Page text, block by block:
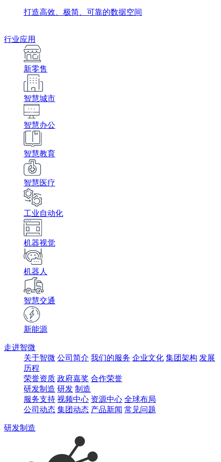
打造高效、极简、可靠的数据空间
行业应用
新零售
智慧城市
智慧办公
智慧教育
智慧医疗
工业自动化
机器视觉
机器人
智慧交通
新能源
走进智微
关于智微 公司简介 我们的服务 企业文化 集团架构 发展
历程
荣誉资质 政府嘉奖 合作荣誉
研发制造 研发 制造
服务支持 视频中心 资源中心 全球布局
公司动态 集团动态 产品新闻 常见问题
研发制造